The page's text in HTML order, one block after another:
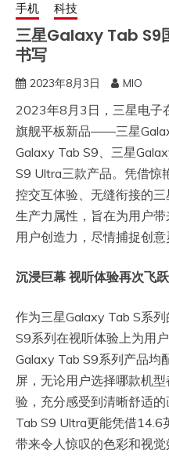
手机 科技
三星Galaxy Tab S9
书写
2023年8月3日 MIO
2023年8月3日，三星电子
旗舰平板新品——三星
Galaxy Tab S9、三星
S9 Ultra三款产品。凭借惊
控交互体验、无缝衔接的
生产力属性，旨在为用户
用户创造力，尽情捕捉创意
沉浸巨幕 视听体验再次飞跃
作为三星Galaxy Tab S系
S9系列在视听体验上为用
Galaxy Tab S9系列产品均
屏，无论用户选择哪款机
验，充分感受到清晰舒适
Tab S9 Ultra更能凭借14.6
带来令人惊叹的色彩和视觉